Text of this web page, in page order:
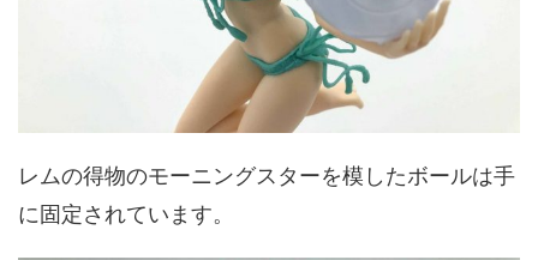
レムの得物のモーニングスターを模したボールは手
に固定されています。